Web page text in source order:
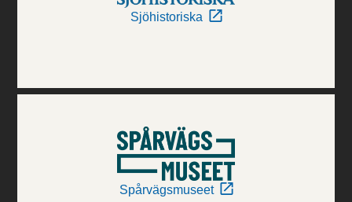
Sjöhistoriska
Spårvägsmuseet